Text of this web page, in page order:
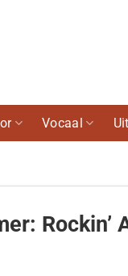
Vocaal
Rockin’